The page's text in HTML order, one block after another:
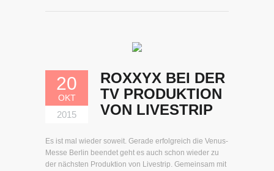
20
OKT
2015
ROXXYX BEI DER
TV PRODUKTION
VON LIVESTRIP
Es ist mal wieder soweit. Gerade erfolgreich die Venus-
Messe Berlin beendet geht es auch schon wieder zu
der nächsten Produktion von Livestrip. Gemeinsam mit